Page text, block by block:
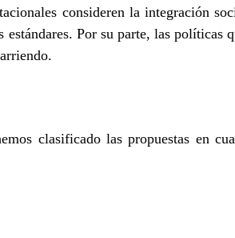
consideren la integración
Por su parte, las políticas
clasificado las propuestas en